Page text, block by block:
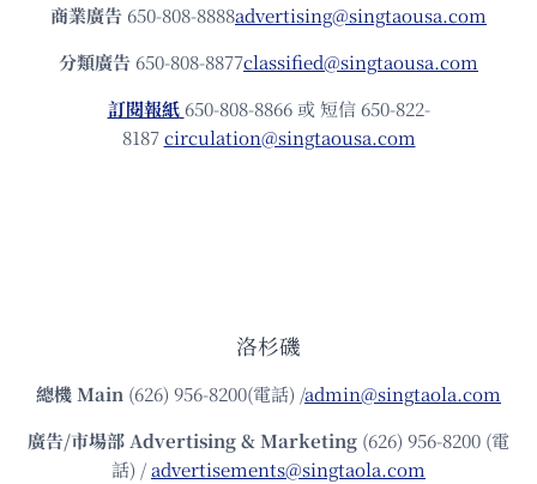
商業廣告 650-808-8888advertising@singtaousa.com
分類廣告 650-808-8877classified@singtaousa.com
訂閱報紙 650-808-8866 或 短信 650-822-
8187circulation@singtaousa.com
洛杉磯
總機Main (626) 956-8200(電話) /admin@singtaola.com
廣告/市場部Advertising & Marketing (626) 956-8200 (電
話) /advertisements@singtaola.com